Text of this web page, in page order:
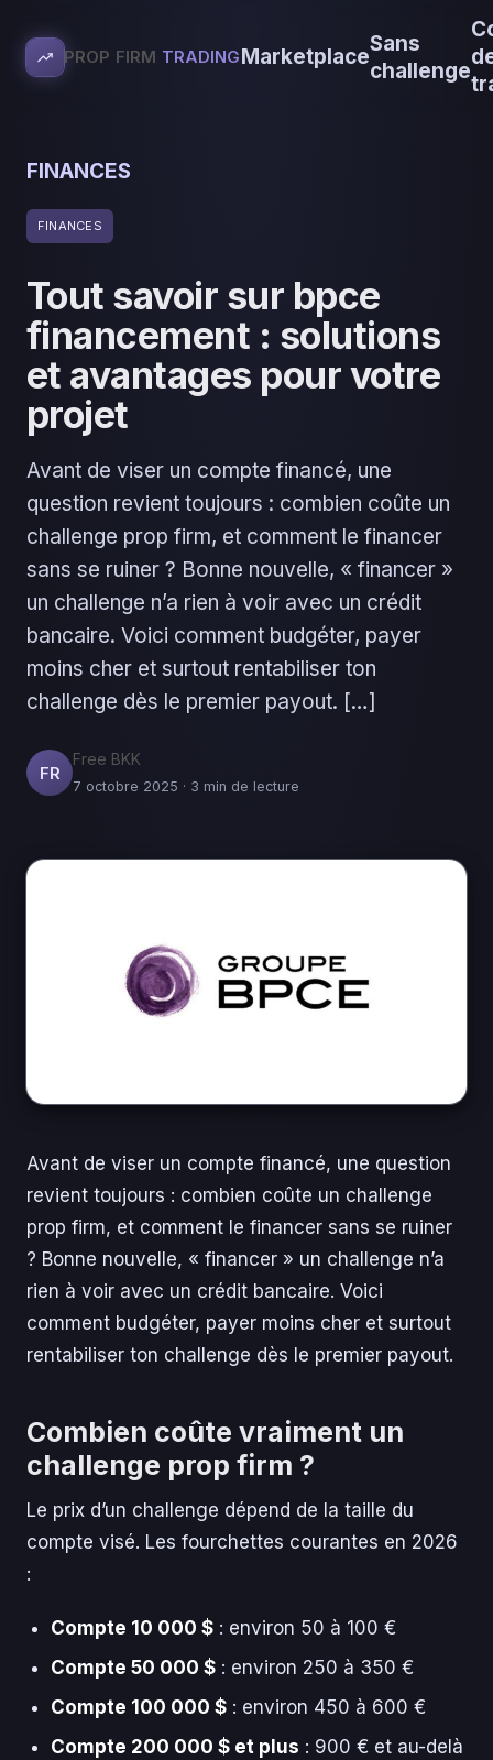
PROP FIRM TRADINGMarketplace
Sans
challenge
FINANCES
FINANCES
Tout savoir sur bpce
financement : solutions
et avantages pour votre
projet
Avant de viser un compte financé, une
question revient toujours : combien coûte un
challenge prop firm, et comment le financer
sans se ruiner ? Bonne nouvelle, « financer »
un challenge n’a rien à voir avec un crédit
bancaire. Voici comment budgéter, payer
moins cher et surtout rentabiliser ton
challenge dès le premier payout. […]
FR
Free BKK
7 octobre 2025 · 3 min de lecture
Avant de viser un compte financé, une question
revient toujours : combien coûte un challenge
prop firm, et comment le financer sans se ruiner
? Bonne nouvelle, « financer » un challenge n’a
rien à voir avec un crédit bancaire. Voici
comment budgéter, payer moins cher et surtout
rentabiliser ton challenge dès le premier payout.
Combien coûte vraiment un
challenge prop firm ?
Le prix d’un challenge dépend de la taille du
compte visé. Les fourchettes courantes en 2026
:
Compte 10 000 $ : environ 50 à 100 €
Compte 50 000 $ : environ 250 à 350 €
Compte 100 000 $ : environ 450 à 600 €
Compte 200 000 $ et plus : 900 € et au-delà